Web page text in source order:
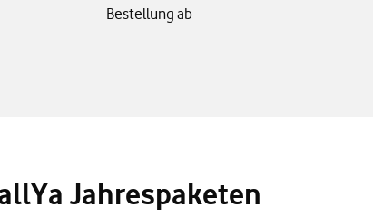
Bestellung ab
Jahrespaketen